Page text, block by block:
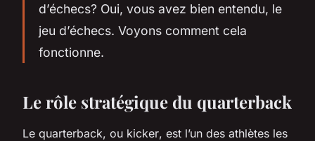
d’échecs? Oui, vous avez bien entendu, le
jeu d’échecs. Voyons comment cela
fonctionne.
Le rôle stratégique du quarterback
Le quarterback, ou kicker, est l’un des athlètes les